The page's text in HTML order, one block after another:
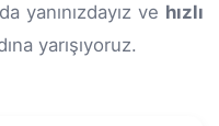
yanınızdayız ve hızlı
yarışıyoruz.